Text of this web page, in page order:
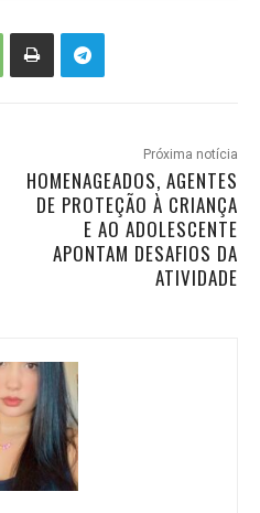
Próxima notícia
HOMENAGEADOS, AGENTES
DE PROTEÇÃO À CRIANÇA
E AO ADOLESCENTE
APONTAM DESAFIOS DA
ATIVIDADE